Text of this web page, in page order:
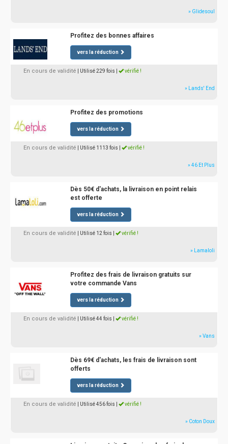
» Glidesoul
Profitez des bonnes affaires
vers la réduction
En cours de validité | Utilisé 229 fois vérifié !
» Lands' End
Profitez des promotions
vers la réduction
En cours de validité | Utilisé 1113 fois vérifié !
» 46 Et Plus
Dès 50€ d'achats, la livraison en point relais
est offerte
vers la réduction
En cours de validité | Utilisé 12 fois vérifié !
» Lamaloli
Profitez des frais de livraison gratuits sur
votre commande Vans
vers la réduction
En cours de validité | Utilisé 44 fois vérifié !
» Vans
Dès 69€ d'achats, les frais de livraison sont
offerts
vers la réduction
En cours de validité | Utilisé 456 fois vérifié !
» Coton Doux